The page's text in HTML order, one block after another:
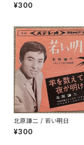
¥300
北原謙二 / 若い明日
¥300